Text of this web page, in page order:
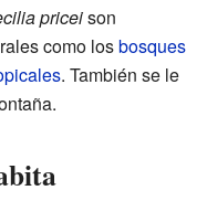
priceison
como losbosques
. También se le